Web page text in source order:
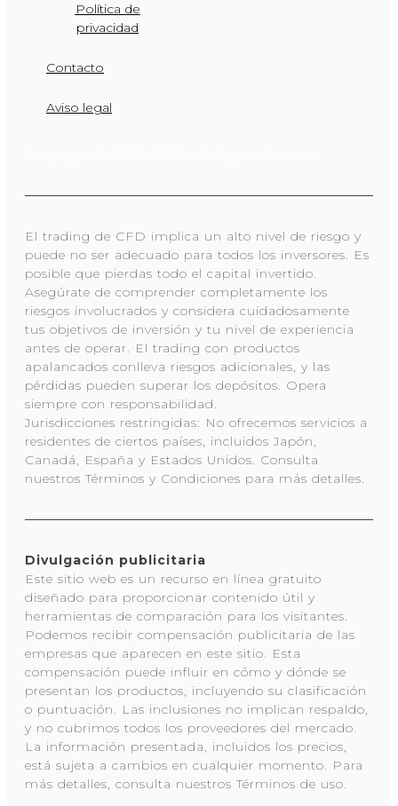
Política de
privacidad
Contacto
Aviso legal
El trading de CFD implica un alto nivel de riesgo y
puede no ser adecuado para todos los inversores. Es
posible que pierdas todo el capital invertido.
Asegúrate de comprender completamente los
riesgos involucrados y considera cuidadosamente
tus objetivos de inversión y tu nivel de experiencia
antes de operar. El trading con productos
apalancados conlleva riesgos adicionales, y las
pérdidas pueden superar los depósitos. Opera
siempre con responsabilidad.
Jurisdicciones restringidas: No ofrecemos servicios a
residentes de ciertos países, incluidos Japón,
Canadá, España y Estados Unidos. Consulta
nuestros Términos y Condiciones para más detalles.
Divulgación publicitaria
Este sitio web es un recurso en línea gratuito
diseñado para proporcionar contenido útil y
herramientas de comparación para los visitantes.
Podemos recibir compensación publicitaria de las
empresas que aparecen en este sitio. Esta
compensación puede influir en cómo y dónde se
presentan los productos, incluyendo su clasificación
o puntuación. Las inclusiones no implican respaldo,
y no cubrimos todos los proveedores del mercado.
La información presentada, incluidos los precios,
está sujeta a cambios en cualquier momento. Para
más detalles, consulta nuestros Términos de uso.